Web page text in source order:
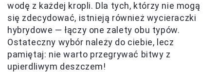
wodę z każdej kropli. Dla tych, którzy nie mogą
się zdecydować, istnieją również wycieraczki
hybrydowe — łączy one zalety obu typów.
Ostateczny wybór należy do ciebie, lecz
pamiętaj: nie warto przegrywać bitwy z
upierdliwym deszczem!